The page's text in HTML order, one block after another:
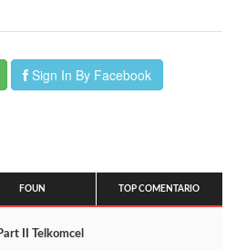
Sign In By Facebook
FOUN TOP COMENTARIO
II Telkomcel